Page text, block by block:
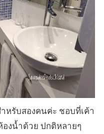
หรับสองคนค่ะ ชอบที่เค้า
องน้ำด้วย ปกติหลายๆ